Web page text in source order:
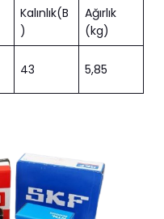
Kalınlık(B
)
Ağırlık
(kg)
43 5,85